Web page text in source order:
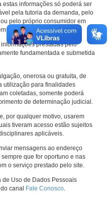
estas informações só poderá ser
pela tutoria da demanda, pelo
pelo próprio consumidor em
respeito.
prestadas pelo
fundamentada e submetida
onerosa ou gratuita, de
utilização para finalidades
coletadas, somente poderá
de determinação judicial.
por qualquer motivo, usarem
tiveram acesso estão sujeitos
aplicáveis.
mensagens ao endereço
que for oportuno e nas
o serviço prestado pelo site.
de Uso de Dados Pessoais
canal Fale Conosco.